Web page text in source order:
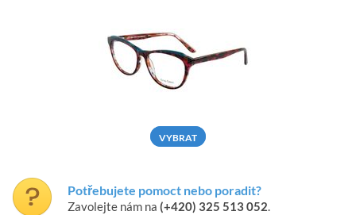
VYBRAT
Potřebujete pomoct nebo poradit?
Zavolejte nám na (+420) 325 513 052.